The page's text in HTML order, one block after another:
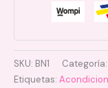
SKU: BN1 Categoría:
Etiquetas: